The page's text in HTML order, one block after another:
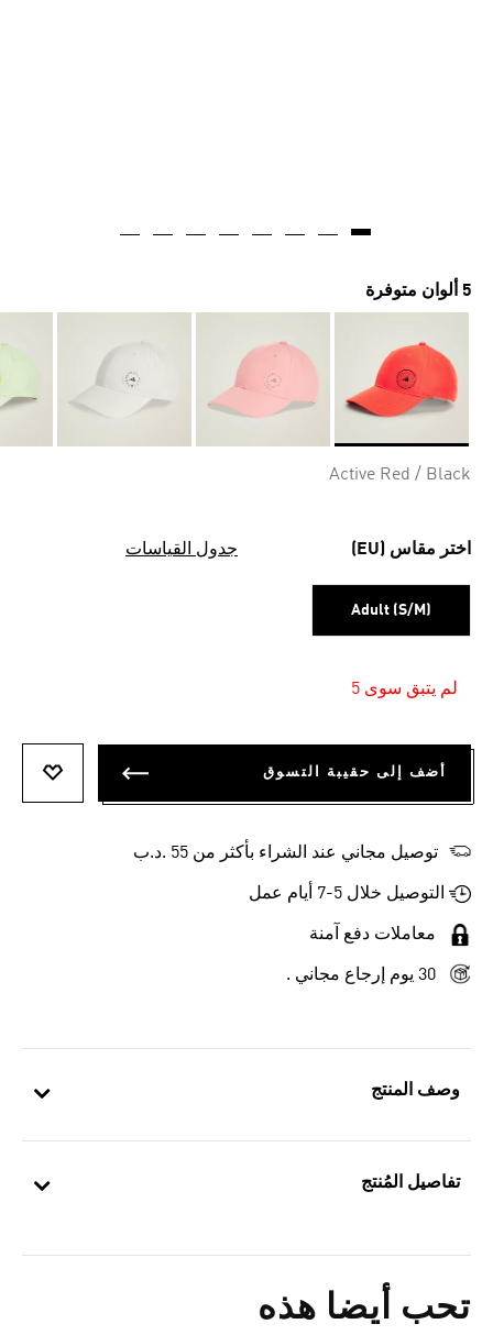
وصف المنتج
تفاصيل المُنتج
تحب أيضا هذه
5 ألوان متوفرة
Active Red / Black
اختر مقاس (EU) جدول القياسات
Adult (S/M)
لم يتبق سوى 5
أضف إلى حقيبة التسوق
توصيل مجاني عند الشراء بأكثر من 55 .د.ب‎
التوصيل خلال 5-7 أيام عمل
معاملات دفع آمنة